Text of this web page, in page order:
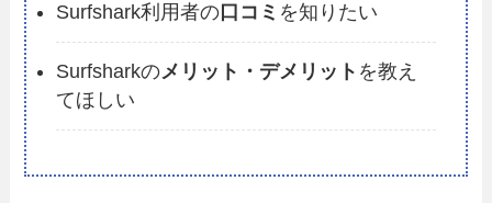
Surfshark利用者の 口コミ を知りたい
Surfsharkのメリット・デメリット を教え
てほしい